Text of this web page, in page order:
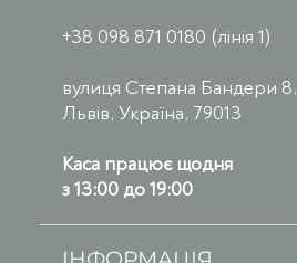
+38 098 871 0180 (лінія 1)
вулиця Степана Бандери 8,
Львів, Україна, 79013
Каса працює щодня
з 13:00 до 19:00